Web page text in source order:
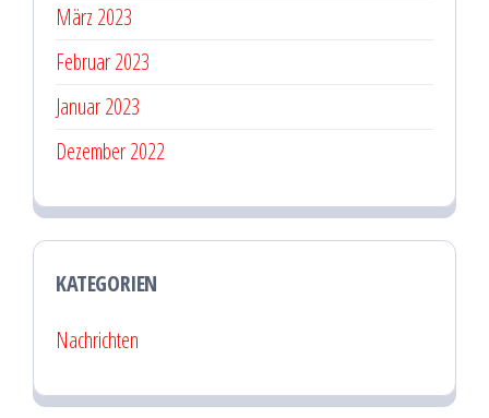
März 2023
Februar 2023
Januar 2023
Dezember 2022
KATEGORIEN
Nachrichten